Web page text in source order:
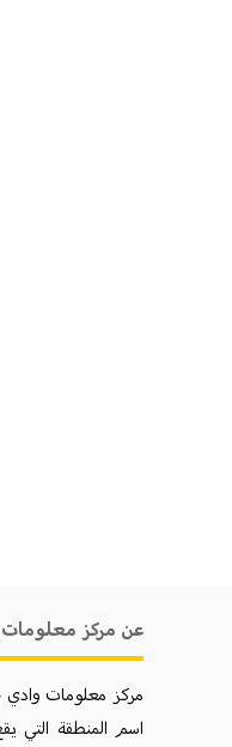
عن مركز
مركز معلومات